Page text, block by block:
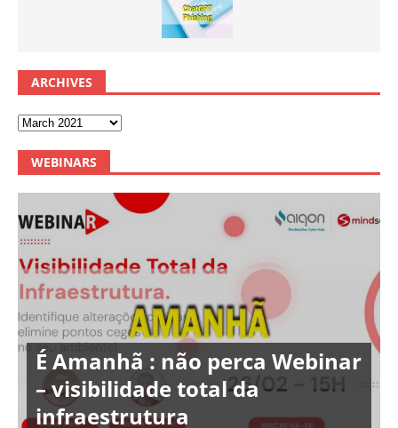
ARCHIVES
WEBINARS
É Amanhã : não perca Webinar
– visibilidade total da
infraestrutura